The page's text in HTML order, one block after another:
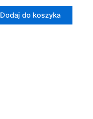
Dodaj do koszyka